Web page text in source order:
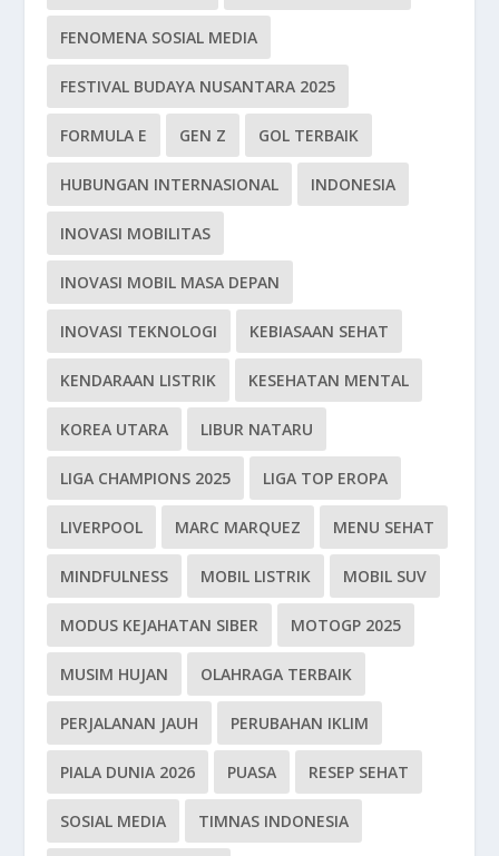
FENOMENA SOSIAL MEDIA
FESTIVAL BUDAYA NUSANTARA 2025
FORMULA E GEN Z GOL TERBAIK
HUBUNGAN INTERNASIONAL INDONESIA
INOVASI MOBILITAS
INOVASI MOBIL MASA DEPAN
INOVASI TEKNOLOGI KEBIASAAN SEHAT
KENDARAAN LISTRIK KESEHATAN MENTAL
KOREA UTARA LIBUR NATARU
LIGA CHAMPIONS 2025 LIGA TOP EROPA
LIVERPOOL MARC MARQUEZ MENU SEHAT
MINDFULNESS MOBIL LISTRIK MOBIL SUV
MODUS KEJAHATAN SIBER MOTOGP 2025
MUSIM HUJAN OLAHRAGA TERBAIK
PERJALANAN JAUH PERUBAHAN IKLIM
PIALA DUNIA 2026 PUASA RESEP SEHAT
SOSIAL MEDIA TIMNAS INDONESIA